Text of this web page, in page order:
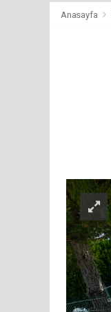
Anasayfa